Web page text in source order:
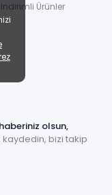
İndirimli Ürünler
olsun,
bizi takip